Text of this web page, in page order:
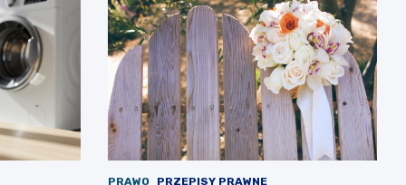
PRAWO PRZEPISY PRAWNE